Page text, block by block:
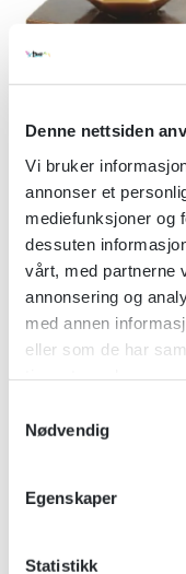
Denne nettsiden
Vi bruker
annonser et
mediefunksjoner og
dessuten
vårt, med partnerne
annonsering og
med annen
eller som de har
Nødvendig
Egenskaper
Statistikk
Golfkølle Putter
Golfstatuett støpt i
kr363,00
Se alternativer